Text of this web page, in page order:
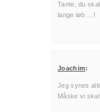
Tante, du
lange løb….!
Joachim:
Jeg synes
Måske vi